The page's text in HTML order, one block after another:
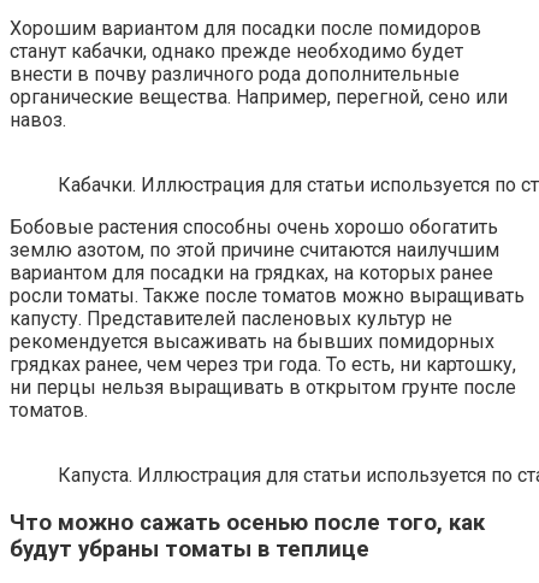
Хорошим вариантом для посадки после помидоров
станут кабачки, однако прежде необходимо будет
внести в почву различного рода дополнительные
органические вещества. Например, перегной, сено или
навоз.
Кабачки. Иллюстрация для статьи используется по
Бобовые растения способны очень хорошо обогатить
землю азотом, по этой причине считаются наилучшим
вариантом для посадки на грядках, на которых ранее
росли томаты. Также после томатов можно выращивать
капусту. Представителей пасленовых культур не
рекомендуется высаживать на бывших помидорных
грядках ранее, чем через три года. То есть, ни картошку,
ни перцы нельзя выращивать в открытом грунте после
томатов.
Капуста. Иллюстрация для статьи используется по
Что можно сажать осенью после того, как
будут убраны томаты в теплице